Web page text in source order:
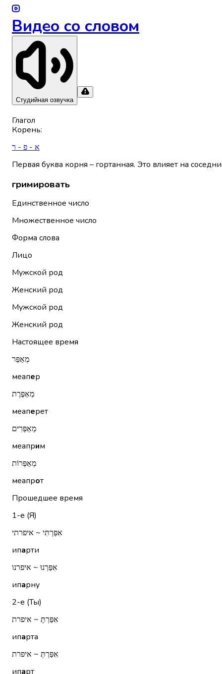
Видео со словом
Студийная озвучка
Глагол
Корень:
א - פ - ר
Первая буква корня – гортанная. Это влияет на
гримировать
Единственное число
Множественное число
Форма слова
Лицо
Мужской род
Женский род
Мужской род
Женский род
Настоящее время
מְאַפֵּר
меапер
מְאַפֶּרֶת
меаперет
מְאַפְּרִים
меаприм
מְאַפְּרוֹת
меапрот
Прошедшее время
1-е (Я)
אִפַּרְתִּי ~ איפרתי
ипарти
אִפַּרְנוּ ~ איפרנו
ипарну
2-е (Ты)
אִפַּרְתָּ ~ איפרת
ипарта
אִפַּרְתְּ ~ איפרת
ипарт